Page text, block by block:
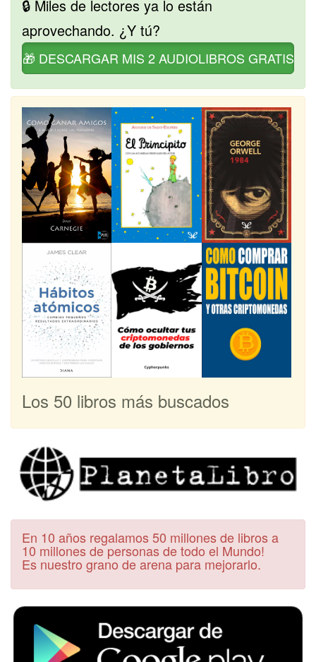
🔒 Miles de lectores ya lo están
aprovechando. ¿Y tú?
🎁 DESCARGAR MIS 2 AUDIOLIBROS GRATIS
Los 50 libros más buscados
En 10 años regalamos 50 millones de libros a
10 millones de personas de todo el Mundo!
Es nuestro grano de arena para mejorarlo.